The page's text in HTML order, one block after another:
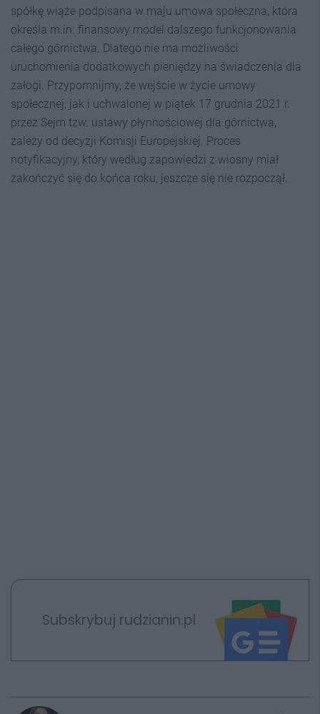
spółkę wiąże podpisana w maju umowa społeczna, która
określa m.in. finansowy model dalszego funkcjonowania
całego górnictwa. Dlatego nie ma możliwości
uruchomienia dodatkowych pieniędzy na świadczenia dla
załogi. Przypomnijmy, że wejście w życie umowy
społecznej, jak i uchwalonej w piątek 17 grudnia 2021 r.
przez Sejm tzw. ustawy płynnościowej dla górnictwa,
zależy od decyzji Komisji Europejskiej. Proces
notyfikacyjny, który według zapowiedzi z wiosny miał
zakończyć się do końca roku, jeszcze się nie rozpoczął.
Subskrybuj rudzianin.pl